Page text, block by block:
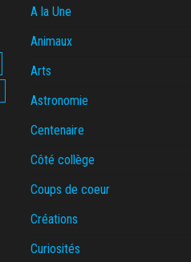
A la Une
Animaux
Arts
Astronomie
Centenaire
Côté collège
Coups de coeur
Créations
Curiosités